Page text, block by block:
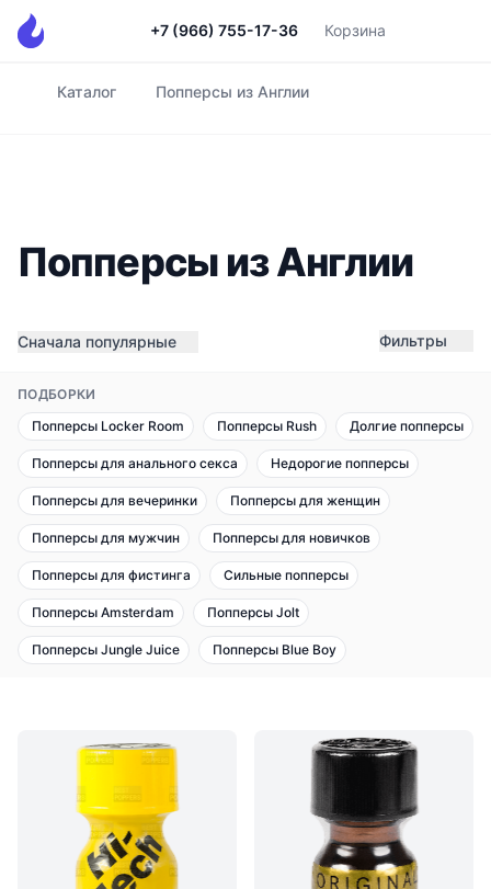
+7 (966) 755-17-36 Корзина
Главная
Каталог Попперсы из Англии
Попперсы из Англии
Сначала популярные Фильтры
ПОДБОРКИ
Попперсы Locker Room
Попперсы Rush Долгие попперсы
Попперсы для анального секса Недорогие попперсы
Попперсы для вечеринки Попперсы для женщин
Попперсы для мужчин Попперсы для новичков
Попперсы для фистинга Сильные попперсы
Попперсы Amsterdam Попперсы Jolt
Попперсы Jungle Juice Попперсы Blue Boy